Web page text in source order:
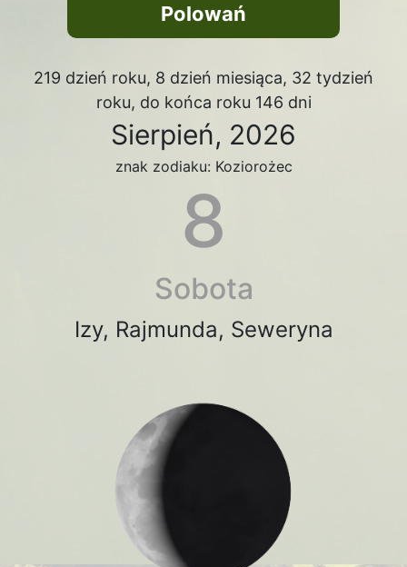
Polowań
219 dzień roku, 8 dzień miesiąca, 32 tydzień
roku, do końca roku 146 dni
Sierpień, 2026
znak zodiaku: Koziorożec
8
Sobota
Izy, Rajmunda, Seweryna